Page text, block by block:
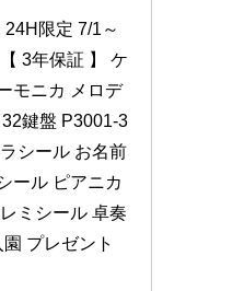
限定 7/1～
3年保証 】 ケ
モニカ メロデ
鍵盤 P3001-3
シール お名前
ール ピアニカ
ミシール 卓奏
プレゼント